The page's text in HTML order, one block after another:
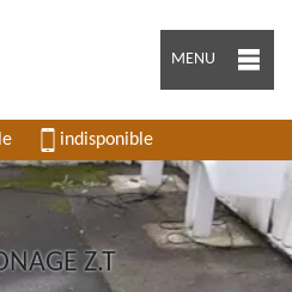
MENU
indisponible
Z.T